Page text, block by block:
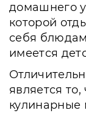
домашнего
которой
себя
имеется
является
кулинарные